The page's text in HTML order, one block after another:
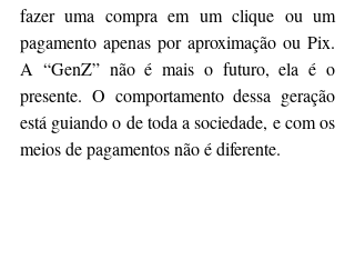
fazer uma compra em um clique ou um
pagamento apenas por aproximação ou Pix.
A “GenZ” não é mais o futuro, ela é o
presente. O comportamento dessa geração
está guiando o de toda a sociedade, e com os
meios de pagamentos não é diferente.